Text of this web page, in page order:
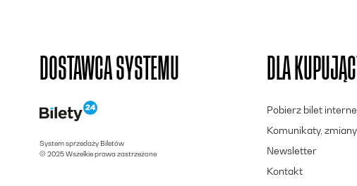
DOSTAWCA SYSTEMU
System sprzedaży Biletów
© 2025 Wszelkie prawa zastrzeżone
DLA
Pobierz bilet
Komunikaty, zmiany
Newsletter
Kontakt